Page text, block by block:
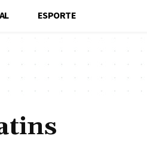
ESPORTE